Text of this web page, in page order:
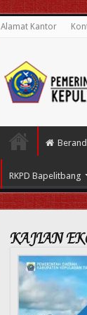
Alamat Kantor
RKPD Bapelitbang
KAJIAN